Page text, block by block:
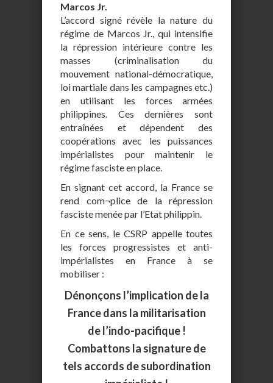
Marcos Jr.
L’accord signé révèle la nature du
régime de Marcos Jr., qui intensifie
la répression intérieure contre les
masses (criminalisation du
mouvement national-démocratique,
loi martiale dans les campagnes etc.)
en utilisant les forces armées
philippines. Ces dernières sont
entraînées et dépendent des
coopérations avec les puissances
impérialistes pour maintenir le
régime fasciste en place.
En signant cet accord, la France se
rend com¬plice de la répression
fasciste menée par l’Etat philippin.
En ce sens, le CSRP appelle toutes
les forces progressistes et anti-
impérialistes en France à se
mobiliser :
Dénonçons l’implication de la
France dans la militarisation
de l’indo-pacifique !
Combattons la signature de
tels accords de subordination